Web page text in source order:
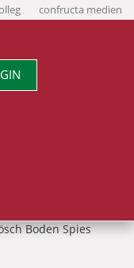
confructa medien
Boden Spies